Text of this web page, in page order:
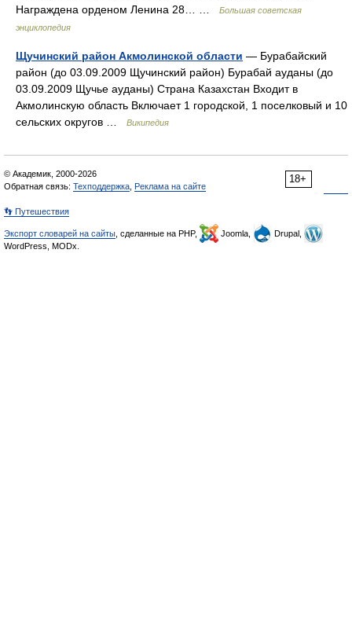
Награждена орденом Ленина 28… …
Большая советская
энциклопедия
Щучинский район Акмолинской области — Бурабайский
район (до 03.09.2009 Щучинский район) Бурабай ауданы (до
03.09.2009 Щучье ауданы) Страна Казахстан Входит в
Акмолинскую область Включает 1 городской, 1 поселковый и 10
сельских округов …
Википедия
18+
© Академик, 2000-2026
Обратная связь: Техподдержка Реклама на сайте
👣 Путешествия
Экспорт словарей на сайты , сделанные на PHP, Joomla,
Drupal,
WordPress, MODx.